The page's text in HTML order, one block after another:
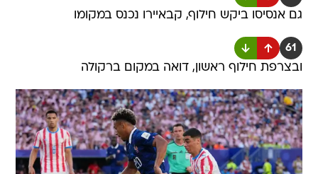
גם אנסיסו ביקש חילוף, קבאיירו נכנס במקומו
61
ובצרפת חילוף ראשון, דואה במקום ברקולה